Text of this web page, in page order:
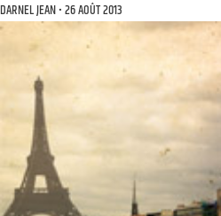
DARNEL JEAN 26 AOÛT 2013